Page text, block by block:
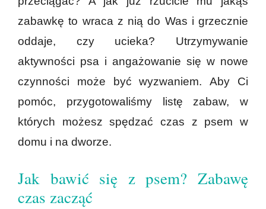
zabawkę to wraca z nią do Was i grzecznie
oddaje, czy ucieka? Utrzymywanie
aktywności psa i angażowanie się w nowe
czynności może być wyzwaniem. Aby Ci
pomóc, przygotowaliśmy listę zabaw, w
których możesz spędzać czas z psem w
domu i na dworze.
Jak bawić się z psem? Zabawę
czas zacząć